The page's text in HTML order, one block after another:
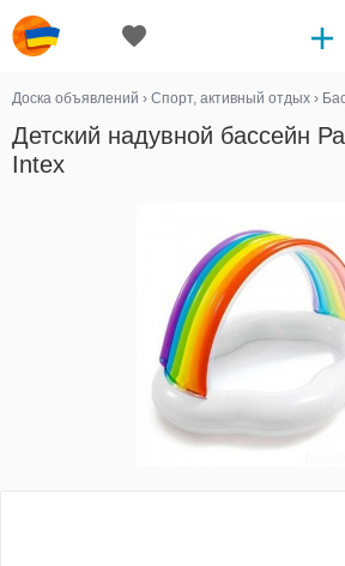
Доска объявлений › Спорт, активный отдых ›
Детский надувной бассейн
Intex